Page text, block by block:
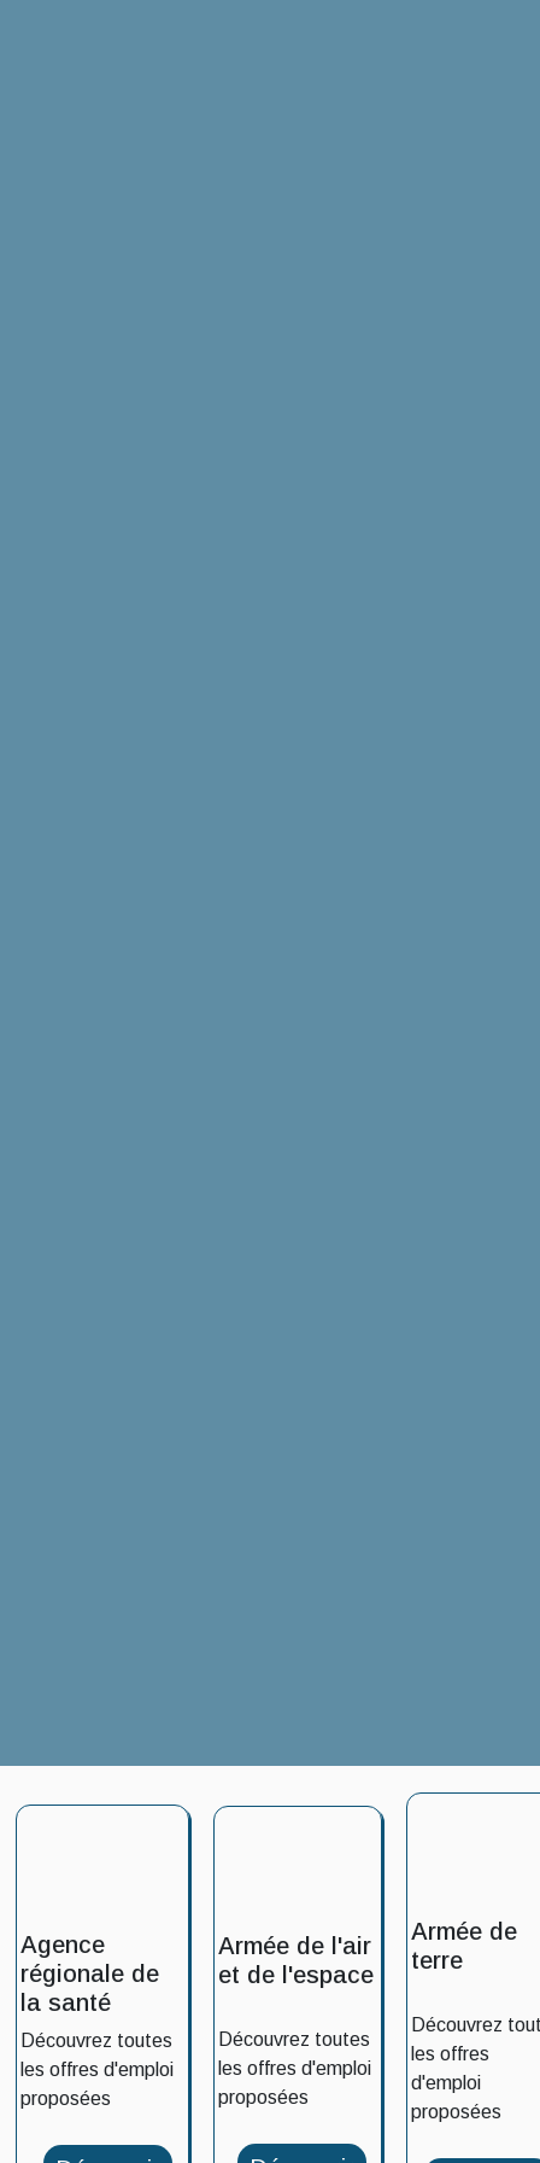
Agence
régionale de
la santé
Découvrez toutes
les offres d'emploi
proposées
Armée de l'air
et de l'espace
Découvrez toutes
les offres d'emploi
proposées
Armée de
terre
Découvrez
les offres
d'emploi
proposées